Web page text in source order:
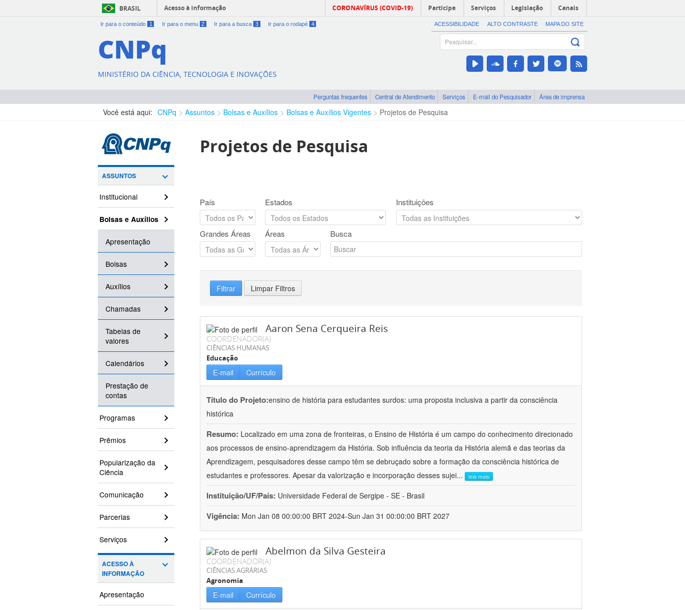
BRASIL Acesso à informação CORONAVÍRUS (COVID-19) Participe Serviços Legislação Canais
Ir para o conteúdo 1 Ir para o menu 2 Ir para a busca 3 Ir para o rodapé 4 ACESSIBILIDADE ALTO CONTRASTE MAPA DO SITE
CNPq
MINISTÉRIO DA CIÊNCIA, TECNOLOGIA E INOVAÇÕES
Perguntas frequentes Central de Atendimento Serviços E-mail do Pesquisador Área de imprensa
Você está aqui: CNPq Assuntos Bolsas e Auxílios Bolsas e Auxílios Vigentes Projetos de Pesquisa
ASSUNTOS
Institucional
Bolsas e Auxílios
Apresentação
Bolsas
Auxílios
Chamadas
Tabelas de
valores
Calendários
Prestação de
contas
Programas
Prêmios
Popularização da
Ciência
Comunicação
Parcerias
Serviços
ACESSO À
INFORMAÇÃO
Apresentação
Projetos de Pesquisa
País Estados Instituições
Grandes Áreas Áreas Busca
Filtrar Limpar Filtros
Aaron Sena Cerqueira Reis
COORDENADOR(A)
CIÊNCIAS HUMANAS
Educação
E-mail Currículo
Título do Projeto:ensino de história para estudantes surdos: uma proposta inclusiva a partir da consciência
histórica
Resumo: Localizado em uma zona de fronteiras, o Ensino de História é um campo do conhecimento direcionado
aos processos de ensino-aprendizagem da História. Sob influência da teoria da História alemã e das teorias da
Aprendizagem, pesquisadores desse campo têm se debruçado sobre a formação da consciência histórica de
estudantes e professores. Apesar da valorização e incorporação desses sujei... leia mais
Instituição/UF/País: Universidade Federal de Sergipe - SE - Brasil
Vigência: Mon Jan 08 00:00:00 BRT 2024-Sun Jan 31 00:00:00 BRT 2027
Abelmon da Silva Gesteira
COORDENADOR(A)
CIÊNCIAS AGRÁRIAS
Agronomia
E-mail Currículo